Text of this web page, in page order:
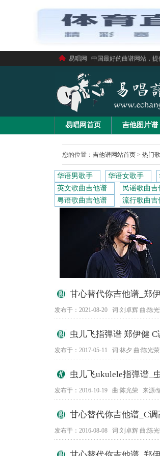
易唱网 中国最好的曲谱网站，提
易唱网首页 吉他图片谱
您的位置： 吉他谱网站首页 > 热门
华语男歌手 华语女歌手
英文歌曲吉他谱
民谣歌曲吉
粤语歌曲吉他谱
流行歌曲吉
甘心替代你吉他谱_郑
发布于：2021-08-20 词:刘卓辉 曲:陈
虫儿飞指弹谱 郑伊健
发布于：2017-05-11 词:林夕 曲:陈光
虫儿飞ukulele指弹谱_
发布于：2016-10-19 曲:陈光荣 来源/
甘心替代你吉他谱_C
发布于：2016-08-08 词:刘卓辉 曲:陈